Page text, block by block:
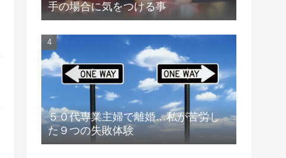
手の場合に気をつける事
５０代専業主婦で離婚…私が苦労し
た９つの失敗体験